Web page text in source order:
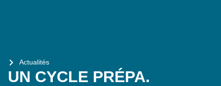
Actualités
UN CYCLE PRÉPA.